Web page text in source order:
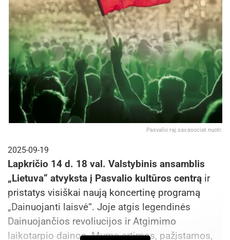
Pasvalio raj.sav.asociat.nuotr.
2025-09-19
Lapkričio 14 d. 18 val. Valstybinis ansamblis
„Lietuva“ atvyksta į Pasvalio kultūros centrą ir
pristatys visiškai naują koncertinę programą
„Dainuojanti laisvė“. Joje atgis legendinės
Dainuojančios revoliucijos ir Atgimimo
laikotarpio dainos. Mums artimos, pažįstamos,